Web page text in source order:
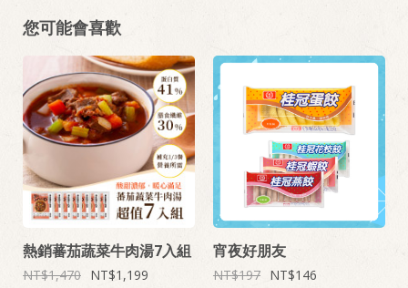
您可能會喜歡
熱銷蕃茄蔬菜牛肉湯7入組
1,470 1,199
宵夜好朋友
197 146